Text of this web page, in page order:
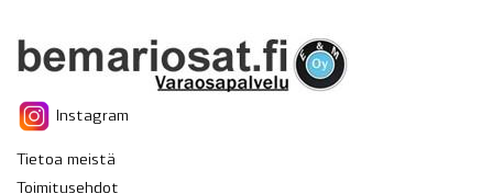
Instagram
Tietoa meistä
Toimitusehdot